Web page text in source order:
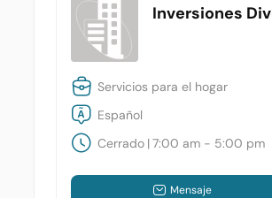
Inversiones
Servicios para el hogar
Español
Cerrado |7:00 am - 5:00 pm
Mensaje